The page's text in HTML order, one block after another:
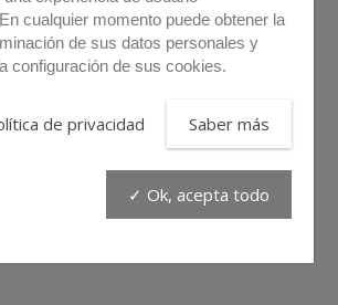
cualquier momento puede obtener la
de sus datos personales y
configuración de sus cookies.
de privacidad Saber más
✓ Ok, acepta todo